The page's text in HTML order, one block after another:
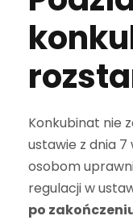
Konkubinat nie
ustawie z dnia
osobom
regulacji w
po